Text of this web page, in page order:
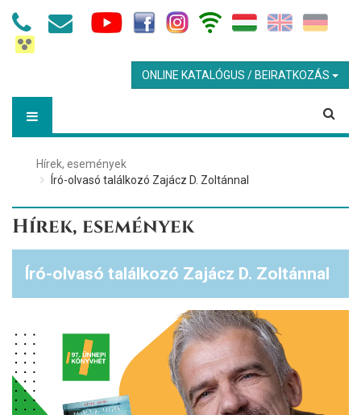
ONLINE KATALÓGUS / BEIRATKOZÁS
Hírek, események
Író-olvasó találkozó Zajácz D. Zoltánnal
Hírek, események
Író-olvasó találkozó Zajácz D. Zoltánnal